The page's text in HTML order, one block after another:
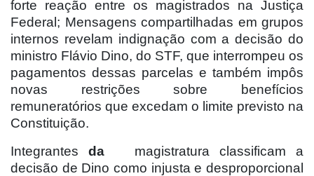
forte reação entre os magistrados na Justiça
Federal; Mensagens compartilhadas em grupos
internos revelam indignação com a decisão do
ministro Flávio Dino, do STF, que interrompeu os
pagamentos dessas parcelas e também impôs
novas restrições sobre benefícios
remuneratórios que excedam o limite previsto na
Constituição.
Integrantesda
magistratura classificam a
decisão de Dino como injusta e desproporcional